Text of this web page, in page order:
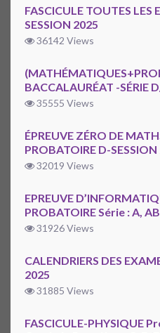
FASCICULE TOUTES LES
SESSION 2025
36142 Views
BACCALAURÉAT -SÉRIE
35555 Views
ÉPREUVE ZÉRO DE
PROBATOIRE D-
32019 Views
EPREUVE
PROBATOIRE Série : A,
31926 Views
CALENDRIERS DES
2025
31885 Views
FASCICULE-PHYSIQUE